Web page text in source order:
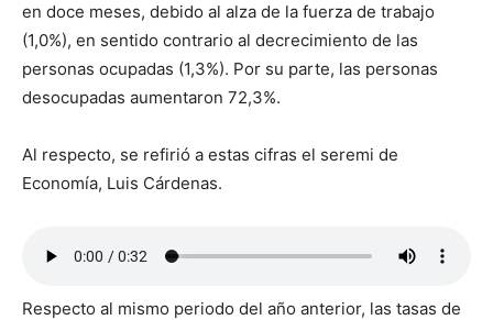
en doce meses, debido al alza de la fuerza de trabajo
(1,0%), en sentido contrario al decrecimiento de las
personas ocupadas (1,3%). Por su parte, las personas
desocupadas aumentaron 72,3%.
Al respecto, se refirió a estas cifras el seremi de
Economía, Luis Cárdenas.
Respecto al mismo periodo del año anterior, las tasas de